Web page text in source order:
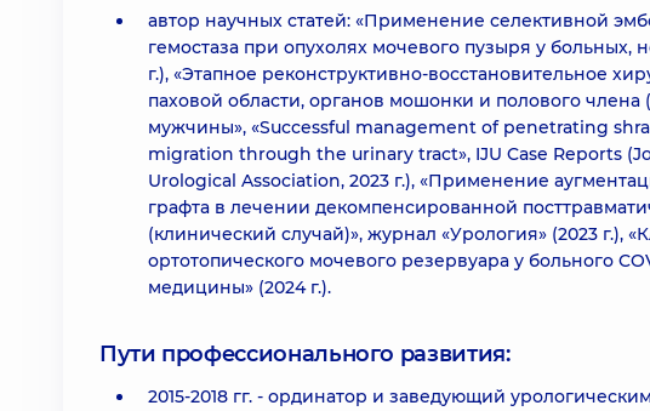
автор научных статей: «Применение селективной
гемостаза при опухолях мочевого пузыря у
г.), «Этапное реконструктивно-восстановительное
паховой области, органов мошонки и полового члена
мужчины», «Successful management of penetrating
migration through the urinary tract», IJU Case Reports
Urological Association, 2023 г.), «Применение
графта в лечении декомпенсированной
(клинический случай)», журнал «Урология» (2023 г.),
ортотопического мочевого резервуара у больного
медицины» (2024 г.).
Пути профессионального развития:
2015-2018 гг. - ординатор и заведующий